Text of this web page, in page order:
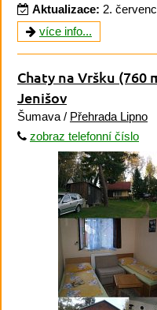
Aktualizace: 2.
více info...
Chaty na Vršku (760
Jenišov
Šumava / Přehrada Lipno
zobraz telefonní číslo